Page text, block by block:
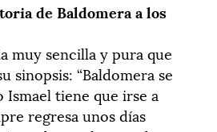
de Baldomera a los
muy sencilla y pura que
sinopsis: “Baldomera se
tiene que irse a
regresa unos días